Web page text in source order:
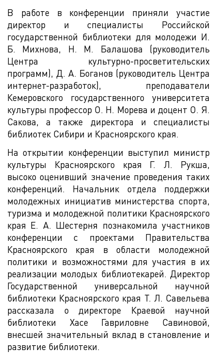
В работе в конференции приняли участие
директор и специалисты Российской
государственной библиотеки для молодежи И.
Б. Михнова, Н. М. Балашова (руководитель
Центра культурно-просветительских
программ), Д. А. Боганов (руководитель Центра
интернет-разработок), преподаватели
Кемеровского государственного университета
культуры профессор О. Н. Морева и доцент О. Я.
Сакова, а также директора и специалисты
библиотек Сибири и Красноярского края.
На открытии конференции выступил министр
культуры Красноярского края Г. Л. Рукша,
высоко оценивший значение проведения таких
конференций. Начальник отдела поддержки
молодежных инициатив министерства спорта,
туризма и молодежной политики Красноярского
края Е. А. Шестерня познакомила участников
конференции с проектами Правительства
Красноярского края в области молодежной
политики и возможностями для участия в их
реализации молодых библиотекарей. Директор
Государственной универсальной научной
библиотеки Красноярского края Т. Л. Савельева
рассказала о директоре Краевой научной
библиотеки Хасе Гавриловне Савиновой,
внесшей значительный вклад в становление и
развитие библиотеки.